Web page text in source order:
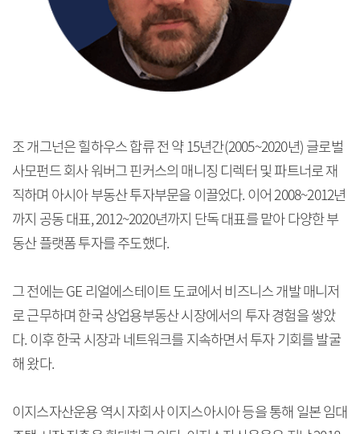
조 개그넌은 힐하우스 합류 전 약 15년간(2005~2020년) 글로벌
사모펀드 회사 워버그 핀커스의 매니징 디렉터 및 파트너로 재
직하며 아시아 부동산 투자부문을 이끌었다. 이어 2008~2012년
까지 공동 대표, 2012~2020년까지 단독 대표를 맡아 다양한 부
동산 플랫폼 투자를 주도했다.
그 전에는 GE 리얼에스테이트 도쿄에서 비즈니스 개발 매니저
로 근무하며 한국 상업용부동산 시장에서의 투자 경험을 쌓았
다. 이후 한국 시장과 네트워크를 지속하면서 투자 기회를 발굴
해 왔다.
이지스자산운용 역시 자회사 이지스아시아 등을 통해 일본 임대